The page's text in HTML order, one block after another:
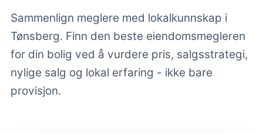
Sammenlign meglere med lokalkunnskap i
Tønsberg. Finn den beste eiendomsmegleren
for din bolig ved å vurdere pris, salgsstrategi,
nylige salg og lokal erfaring - ikke bare
provisjon.